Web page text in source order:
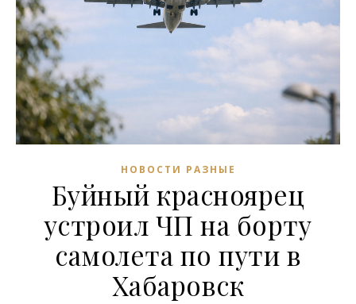
НОВОСТИ РАЗНЫЕ
Буйный красноярец
устроил ЧП на борту
самолета по пути в
Хабаровск